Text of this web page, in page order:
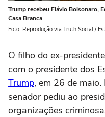
Trump recebeu Flávio Bolsonaro,
Casa Branca
Foto: Reprodução via Truth Social /
O filho do ex-
com o presidente dos
Trump, em 26 de
senador pediu ao
organizações